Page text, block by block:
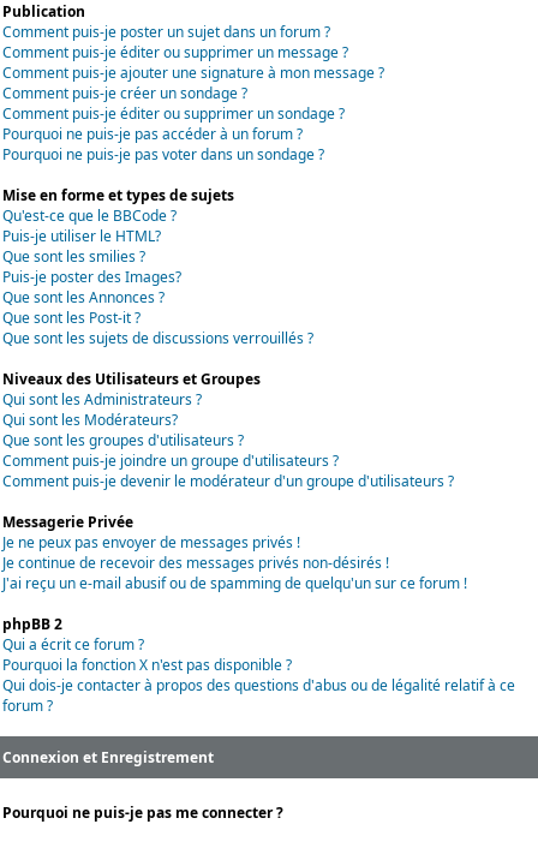
Publication
Comment puis-je poster un sujet dans un forum ?
Comment puis-je éditer ou supprimer un message ?
Comment puis-je ajouter une signature à mon message ?
Comment puis-je créer un sondage ?
Comment puis-je éditer ou supprimer un sondage ?
Pourquoi ne puis-je pas accéder à un forum ?
Pourquoi ne puis-je pas voter dans un sondage ?
Mise en forme et types de sujets
Qu'est-ce que le BBCode ?
Puis-je utiliser le HTML?
Que sont les smilies ?
Puis-je poster des Images?
Que sont les Annonces ?
Que sont les Post-it ?
Que sont les sujets de discussions verrouillés ?
Niveaux des Utilisateurs et Groupes
Qui sont les Administrateurs ?
Qui sont les Modérateurs?
Que sont les groupes d'utilisateurs ?
Comment puis-je joindre un groupe d'utilisateurs ?
Comment puis-je devenir le modérateur d'un groupe d'utilisateurs ?
Messagerie Privée
Je ne peux pas envoyer de messages privés !
Je continue de recevoir des messages privés non-désirés !
J'ai reçu un e-mail abusif ou de spamming de quelqu'un sur ce forum !
phpBB 2
Qui a écrit ce forum ?
Pourquoi la fonction X n'est pas disponible ?
Qui dois-je contacter à propos des questions d'abus ou de légalité relatif à ce
forum ?
Connexion et Enregistrement
Pourquoi ne puis-je pas me connecter ?